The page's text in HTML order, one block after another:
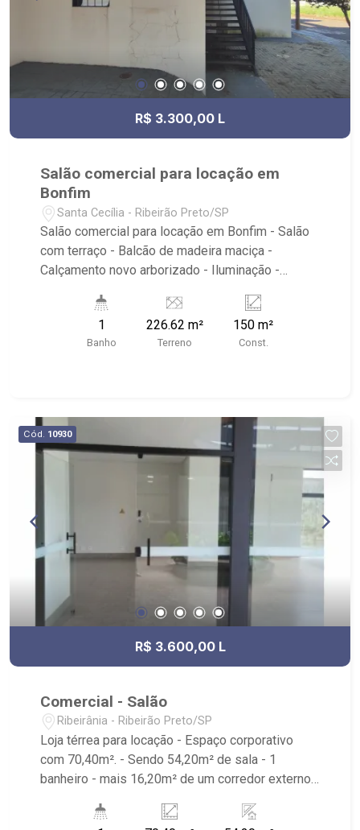
R$ 3.300,00 L
Salão comercial para locação em
Bonfim
Santa Cecília - Ribeirão Preto/SP
Salão comercial para locação em Bonfim - Salão
com terraço - Balcão de madeira maciça -
Calçamento novo arborizado - Iluminação -
Próximo ao EMEI Dona Iria Junqueira
1
Banho
226.62 m²
Terreno
150 m²
Const.
Cód. 10930
R$ 3.600,00 L
Comercial - Salão
Ribeirânia - Ribeirão Preto/SP
Loja térrea para locação - Espaço corporativo
com 70,40m². - Sendo 54,20m² de sala - 1
banheiro - mais 16,20m² de um corredor externo
banheiro no subsolo - área de convívio -